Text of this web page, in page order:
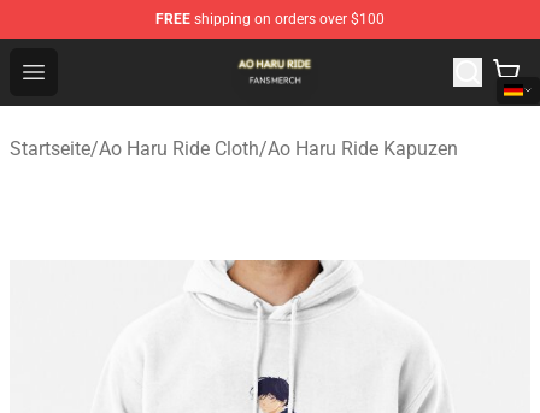
FREE shipping on orders over $100
Open menu
Ao Haru Ride Shop - Official Ao Haru Ride Merchandise
Startseite/Ao Haru Ride Cloth/Ao Haru Ride Kapuzen